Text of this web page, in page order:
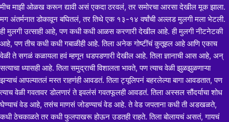
मीच माझी ओळख करून द्यावी असं एकदा ठरवलं, तर समोरचा आरसा देखील मूक झाला.
मग अंतर्मनात डोकावून बघितलं, तर तिथे एक १३-१४ वर्षांची अल्लड मुलगी मला भेटली.
ही मुलगी उत्साही आहे, पण कधी कधी आळस करणारी देखील आहे. ही मुलगी नीटनेटकी
आहे, पण तीच कधी कधी गबाळीही आहे. तिला अनेक गोष्टींचं कुतूहल आहे आणि एकाच
वेळी ते सगळं कळायला हवं म्हणून धडपडणारी देखील आहे. तिला ज्ञानाची आस आहे, अन्
सत्याचा ध्यासही आहे. तिला समुद्राची विशालता भावते, पण त्याच वेळी झुळझुळणाऱ्या
झऱ्याचं आपल्यातलं मस्त राहणंही आवडतं. तिला ट्यूलिपनं बहरलेल्या बागा आवडतात, पण
त्याच वेळी गवतावर डोलणारं ते इवलंसं गवतफूलही आवडतं. तिला अस्सल सौंदर्याचा शोध
घेण्याचं वेड आहे, तसंच माणसं जोडण्याचं वेड आहे. ते वेड जपताना कधी ती अडखळते,
कधी ठेचकाळते तर कधी फुलपाखरू होऊन उडतही राहते. तिला बोलायचं असतं, गायचं